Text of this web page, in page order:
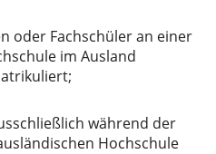
oder Fachschüler an einer
im Ausland
während der
Hochschule